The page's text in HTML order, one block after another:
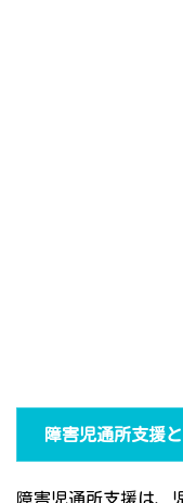
障害児通所支援
障害児通所支援は、